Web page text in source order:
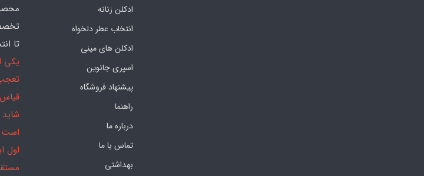
ادکلن زنانه
انتخاب عطر دلخواه
ادکلن های مینی
اسپری جانوین
پیشنهاد فروشگاه
راهنما
درباره ما
تماس با ما
بهداشتی
تا
یکی
است
اول